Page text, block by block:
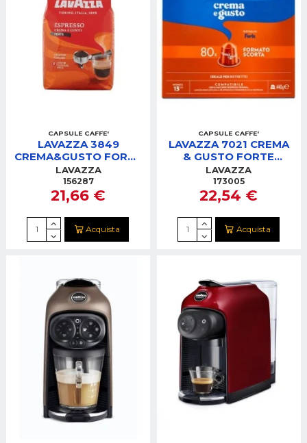
CAPSULE CAFFE'
LAVAZZA 3849
CREMA&GUSTO FORTE
1KG GRANI
LAVAZZA
156287
21,66 €
Acquista
CAPSULE CAFFE'
LAVAZZA 7021 CREMA
& GUSTO FORTE
COMP. NESPRESSO 80
CAPSULE
LAVAZZA
173005
22,54 €
Acquista